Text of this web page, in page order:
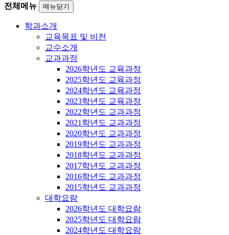
전체메뉴 메뉴닫기
학과소개
교육목표 및 비전
교수소개
교과과정
2026학년도 교육과정
2025학년도 교육과정
2024학년도 교육과정
2023학년도 교육과정
2022학년도 교과과정
2021학년도 교과과정
2020학년도 교과과정
2019학년도 교과과정
2018학년도 교과과정
2017학년도 교과과정
2016학년도 교과과정
2015학년도 교과과정
대학요람
2026학년도 대학요람
2025학년도 대학요람
2024학년도 대학요람